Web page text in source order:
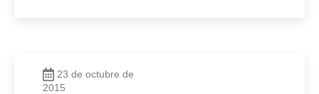
23 de octubre de
2015